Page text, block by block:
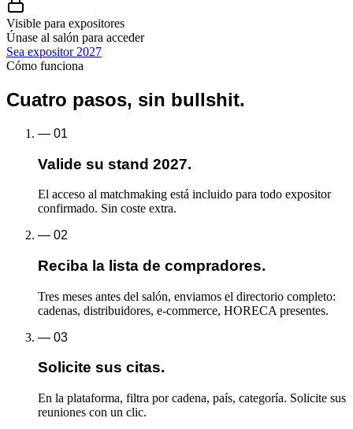
Visible para expositores
Únase al salón para acceder
Sea expositor 2027
Cómo funciona
Cuatro pasos, sin bullshit.
— 01
Valide su stand 2027.
El acceso al matchmaking está incluido para todo expositor
confirmado. Sin coste extra.
— 02
Reciba la lista de compradores.
Tres meses antes del salón, enviamos el directorio completo:
cadenas, distribuidores, e-commerce, HORECA presentes.
— 03
Solicite sus citas.
En la plataforma, filtra por cadena, país, categoría. Solicite sus
reuniones con un clic.